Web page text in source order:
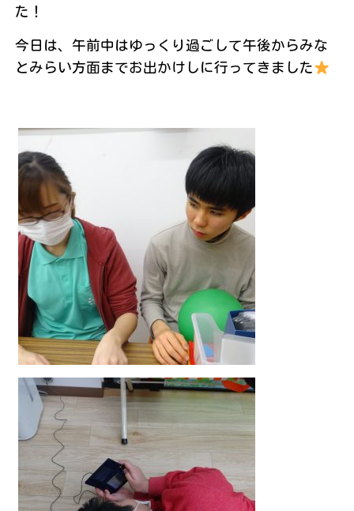
た！
今日は、午前中はゆっくり過ごして午後からみな
とみらい方面までお出かけしに行ってきました